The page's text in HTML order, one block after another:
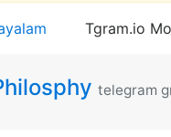
Tgram.io
telegram